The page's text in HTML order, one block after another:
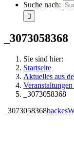
Suche nach:
_3073058368
Sie sind hier:
Startseite
Aktuelles aus
_3073058368
_3073058368